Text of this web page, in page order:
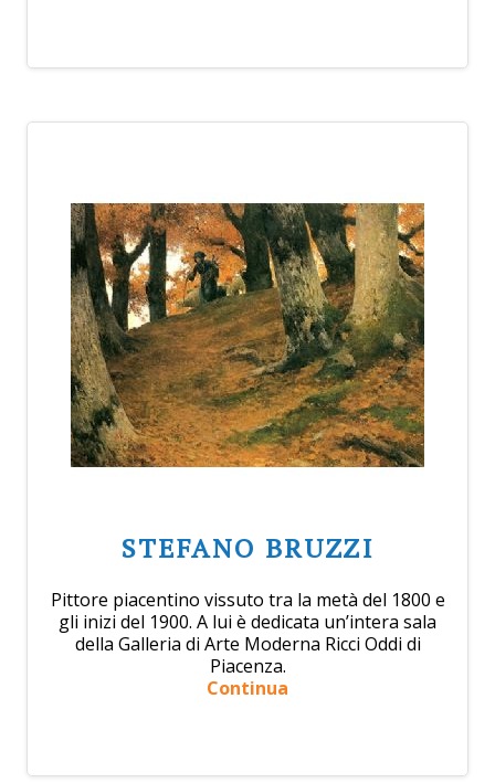
STEFANO BRUZZI
Pittore piacentino vissuto tra la metà del 1800 e
gli inizi del 1900. A lui è dedicata un’intera sala
della Galleria di Arte Moderna Ricci Oddi di
Piacenza.
Continua